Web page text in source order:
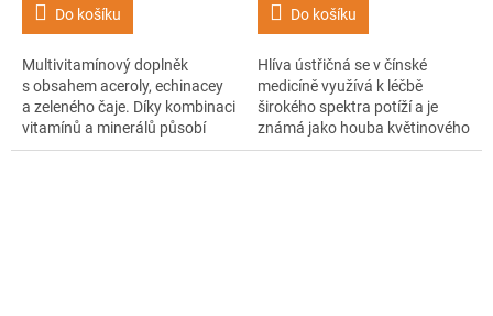
Do košíku
Multivitamínový doplněk
s obsahem aceroly, echinacey
a zeleného čaje. Díky kombinaci
vitamínů a minerálů působí
antioxidačně a podporuje
Do košíku
Hlíva ústřičná se v čínské
medicíně využívá k léčbě
širokého spektra potíží a je
známá jako houba květinového
nebe.